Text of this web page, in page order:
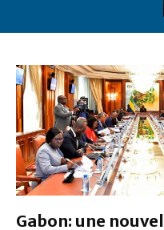
Gabon: une